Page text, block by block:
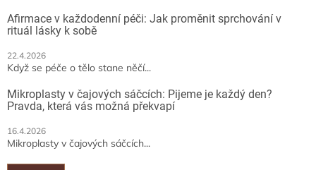
Afirmace v každodenní péči: Jak proměnit sprchování v
rituál lásky k sobě
22.4.2026
Když se péče o tělo stane něčí...
Mikroplasty v čajových sáčcích: Pijeme je každý den?
Pravda, která vás možná překvapí
16.4.2026
Mikroplasty v čajových sáčcích...